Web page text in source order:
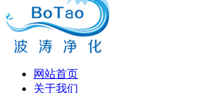
网站首页
关于我们